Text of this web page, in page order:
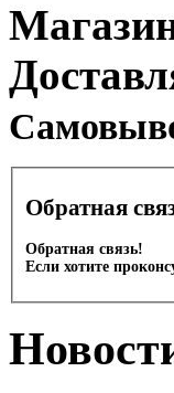
Обратная
Обратная связь!
Если хотите